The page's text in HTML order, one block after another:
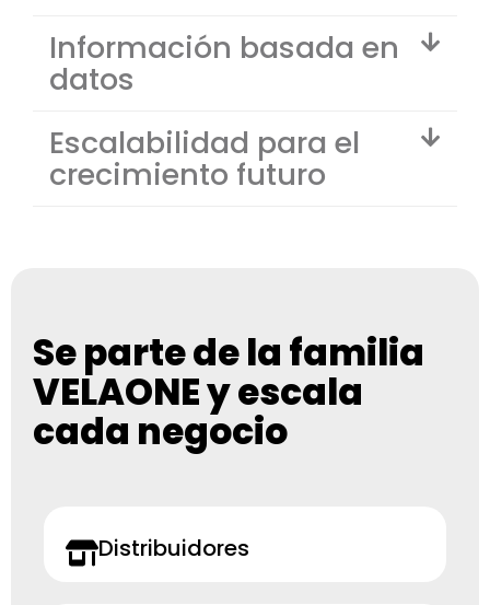
Información basada en
datos
Escalabilidad para el
crecimiento futuro
Se parte de la familia
VELAONE y escala
cada negocio
Distribuidores